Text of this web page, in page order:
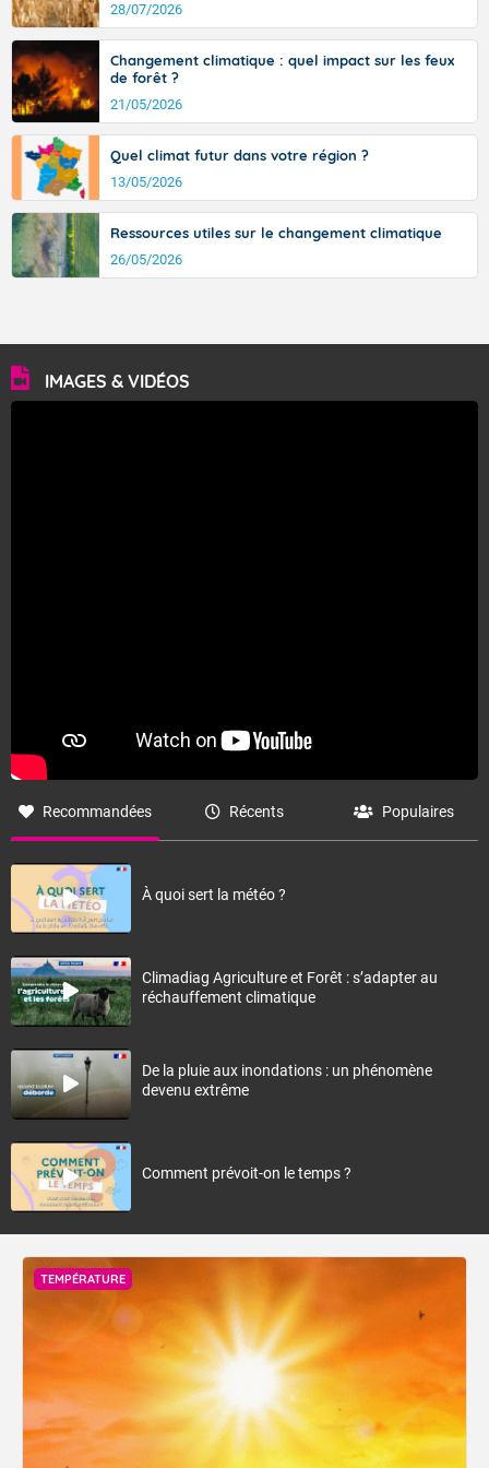
28/07/2026
Changement climatique : quel impact sur les feux
de forêt ?
21/05/2026
Quel climat futur dans votre région ?
13/05/2026
Ressources utiles sur le changement climatique
26/05/2026
IMAGES & VIDÉOS
Recommandées Récents Populaires
À quoi sert la météo ?
Climadiag Agriculture et Forêt : s’adapter au
réchauffement climatique
De la pluie aux inondations : un phénomène
devenu extrême
Comment prévoit-on le temps ?
TEMPÉRATURE